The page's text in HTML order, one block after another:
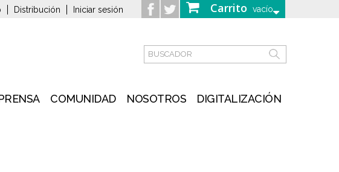
Carrito vacío
Distribución Iniciar sesión
COMUNIDAD NOSOTROS DIGITALIZACIÓN